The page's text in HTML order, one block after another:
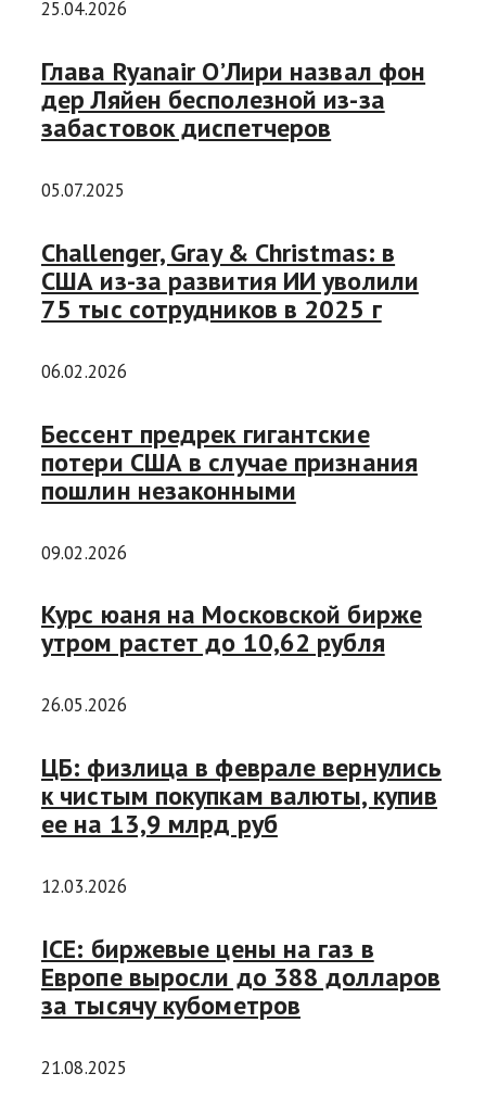
25.04.2026
Глава Ryanair О’Лири назвал фон
дер Ляйен бесполезной из-за
забастовок диспетчеров
05.07.2025
Challenger, Gray & Christmas: в
США из-за развития ИИ уволили
75 тыс сотрудников в 2025 г
06.02.2026
Бессент предрек гигантские
потери США в случае признания
пошлин незаконными
09.02.2026
Курс юаня на Московской бирже
утром растет до 10,62 рубля
26.05.2026
ЦБ: физлица в феврале вернулись
к чистым покупкам валюты, купив
ее на 13,9 млрд руб
12.03.2026
ICE: биржевые цены на газ в
Европе выросли до 388 долларов
за тысячу кубометров
21.08.2025